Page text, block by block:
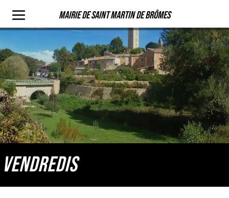
Mairie de Saint Martin de Brômes
VENDREDIS